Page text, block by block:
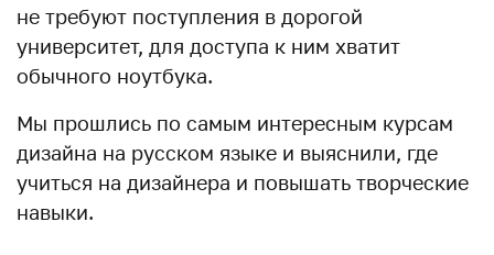
не требуют поступления в дорогой
университет, для доступа к ним хватит
обычного ноутбука.
Мы прошлись по самым интересным курсам
дизайна на русском языке и выяснили, где
учиться на дизайнера и повышать творческие
навыки.